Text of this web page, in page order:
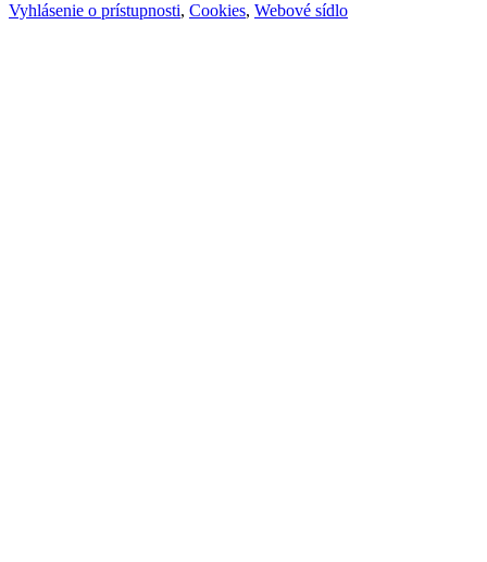
Vyhlásenie o prístupnosti, Cookies, Webové sídlo